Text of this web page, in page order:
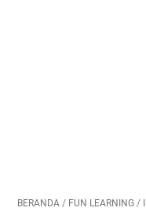
BERANDA / FUN LEARNING /